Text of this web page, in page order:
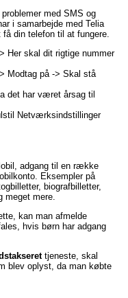
med SMS og
i samarbejde med Telia
din telefon til at fungere.
Her skal dit rigtige nummer
Modtag på -> Skal stå
det har været årsag til
Netværksindstillinger
adgang til en række
Eksempler på
biografbilletter,
meget mere.
kan man afmelde
hvis børn har adgang
tjeneste, skal
blev oplyst, da man købte